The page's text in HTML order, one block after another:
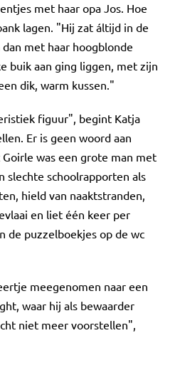
met haar opa Jos. Hoe
lagen. "Hij zat áltijd in de
met haar hoogblonde
buik aan ging liggen, met zijn
dik, warm kussen."
figuur", begint Katja
Er is geen woord aan
was een grote man met
slechte schoolrapporten als
hield van naaktstranden,
en liet één keer per
de puzzelboekjes op de wc
meegenomen naar een
waar hij als bewaarder
niet meer voorstellen",